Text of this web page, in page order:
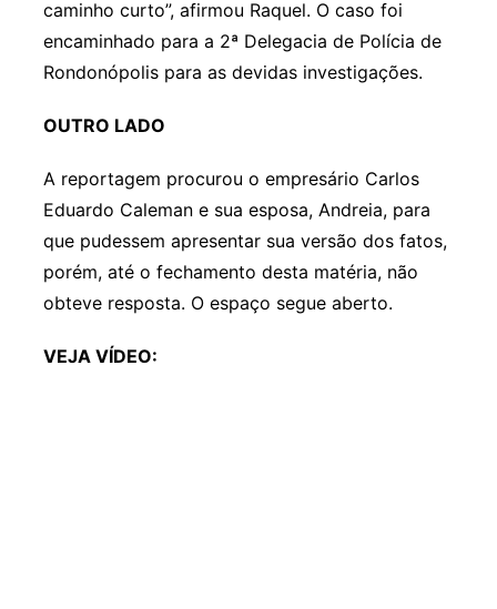
caminho curto”, afirmou Raquel. O caso foi
encaminhado para a 2ª Delegacia de Polícia de
Rondonópolis para as devidas investigações.
OUTRO LADO
A reportagem procurou o empresário Carlos
Eduardo Caleman e sua esposa, Andreia, para
que pudessem apresentar sua versão dos fatos,
porém, até o fechamento desta matéria, não
obteve resposta. O espaço segue aberto.
VEJA VÍDEO: